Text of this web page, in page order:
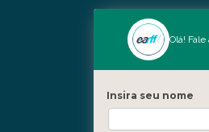
Nossas
Freguesia - Rio
Barra - Rio de
Olá!
Insira seu nome